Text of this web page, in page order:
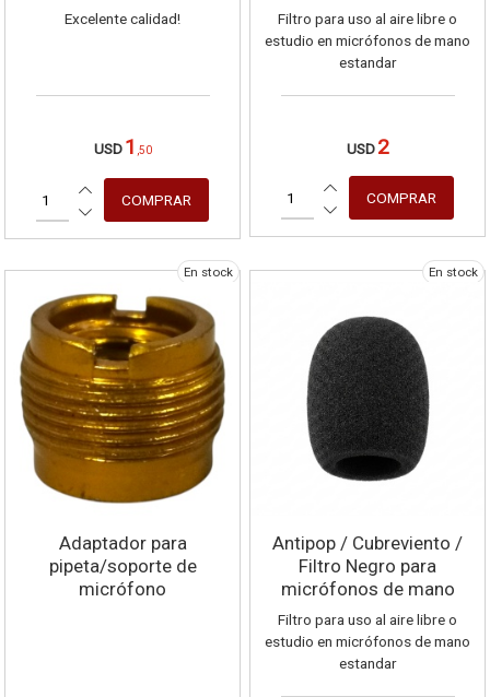
Excelente calidad!
USD 1 ,50
Filtro para uso al aire libre o
estudio en micrófonos de mano
estandar
USD 2
En stock
Adaptador para
pipeta/soporte de
micrófono
En stock
Antipop / Cubreviento /
Filtro Negro para
micrófonos de mano
Filtro para uso al aire libre o
estudio en micrófonos de mano
estandar